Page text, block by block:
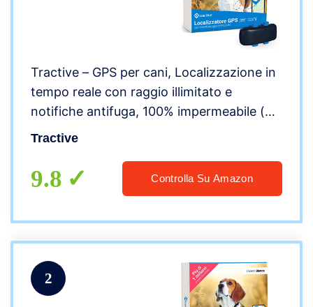
Tractive – GPS per cani, Localizzazione in
tempo reale con raggio illimitato e
notifiche antifuga, 100% impermeabile (blu
scuro)
Tractive
9.8 Controlla Su Amazon
2